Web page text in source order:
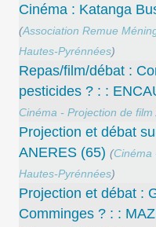
Cinéma : Katanga
(Association Remue
Hautes-Pyrénnées)
Repas/film/débat :
pesticides ? : :
Cinéma - Projection de film
Projection et débat
ANERES (65) (Cinéma
Hautes-Pyrénnées)
Projection et débat :
Comminges ? : :